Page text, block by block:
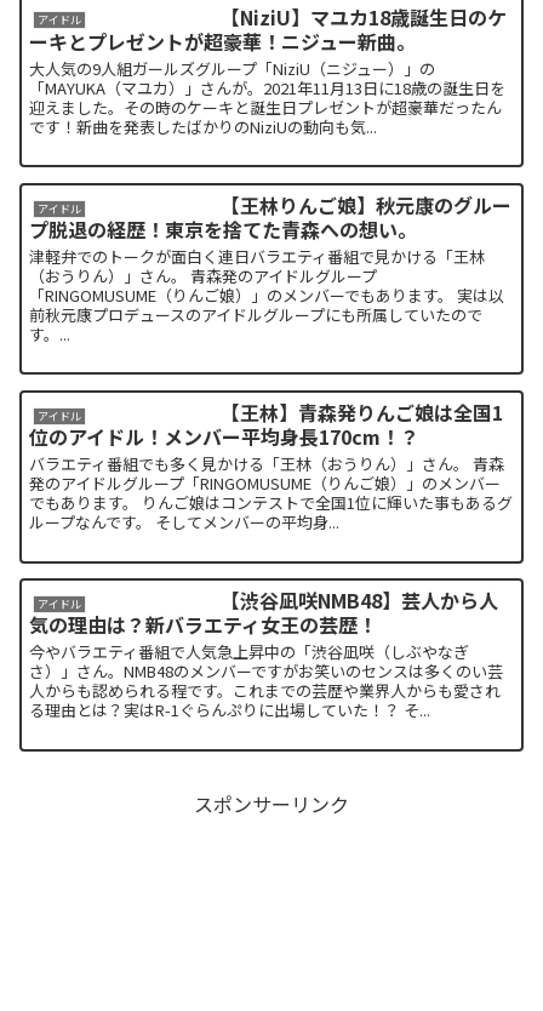
アイドル
【NiziU】マユカ18歳誕生日のケ
ーキとプレゼントが超豪華！ニジュー新曲。
大人気の9人組ガールズグループ「NiziU（ニジュー）」の
「MAYUKA（マユカ）」さんが。2021年11月13日に18歳の誕生日を
迎えました。その時のケーキと誕生日プレゼントが超豪華だったん
です！新曲を発表したばかりのNiziUの動向も気...
アイドル
【王林りんご娘】秋元康のグルー
プ脱退の経歴！東京を捨てた青森への想い。
津軽弁でのトークが面白く連日バラエティ番組で見かける「王林
（おうりん）」さん。 青森発のアイドルグループ
「RINGOMUSUME（りんご娘）」のメンバーでもあります。 実は以
前秋元康プロデュースのアイドルグループにも所属していたので
す。...
アイドル
【王林】青森発りんご娘は全国1
位のアイドル！メンバー平均身長170cm！？
バラエティ番組でも多く見かける「王林（おうりん）」さん。 青森
発のアイドルグループ「RINGOMUSUME（りんご娘）」のメンバー
でもあります。 りんご娘はコンテストで全国1位に輝いた事もあるグ
ループなんです。 そしてメンバーの平均身...
アイドル
【渋谷凪咲NMB48】芸人から人
気の理由は？新バラエティ女王の芸歴！
今やバラエティ番組で人気急上昇中の「渋谷凪咲（しぶやなぎ
さ）」さん。NMB48のメンバーですがお笑いのセンスは多くのい芸
人からも認められる程です。これまでの芸歴や業界人からも愛され
る理由とは？実はR-1ぐらんぷりに出場していた！？ そ...
スポンサーリンク